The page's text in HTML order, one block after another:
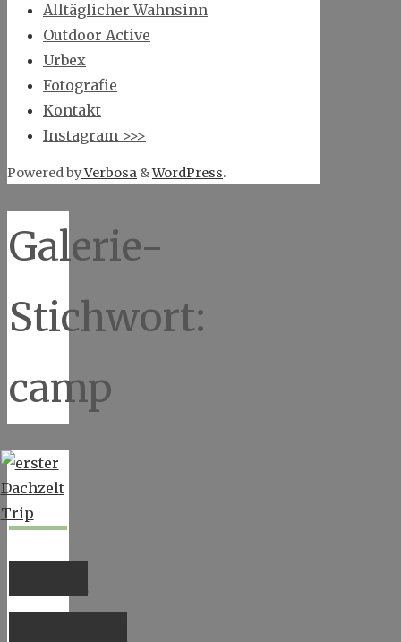
Alltäglicher Wahnsinn
Outdoor Active
Urbex
Fotografie
Kontakt
Instagram >>>
Powered byVerbosa &WordPress.
Galerie-
Stichwort:
camp